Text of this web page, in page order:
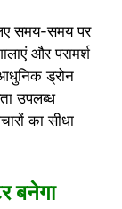
समय-समय पर
और परामर्श
ड्रोन
उपलब्ध
का सीधा
बनेगा